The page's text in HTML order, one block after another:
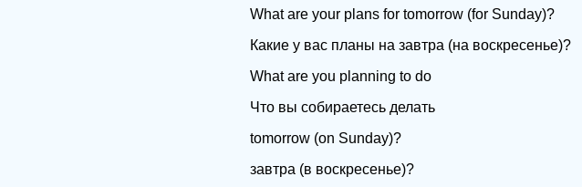
What are your plans for tomorrow (for Sunday)?
Какие у вас планы на завтра (на воскресенье)?
What are you planning to do
Что вы собираетесь делать
tomorrow (on Sunday)?
завтра (в воскресенье)?